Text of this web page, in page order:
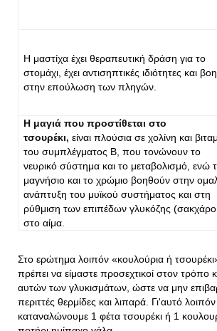
Η μαστίχα έχει θεραπευτική δράση για το
στομάχι, έχει αντισηπτικές ιδιότητες και
στην επούλωση των πληγών.
Η μαγιά που προστίθεται στο
τσουρέκι,είναι πλούσια σε χολίνη και
του συμπλέγματος Β, που τονώνουν το
νευρικό σύστημα και το μεταβολισμό, ενώ
μαγνήσιο και το χρώμιο βοηθούν στην
ανάπτυξη του μυϊκού συστήματος και στη
ρύθμιση των επιπέδων γλυκόζης
στο αίμα.
Στο ερώτημα λοιπόν «κουλούρια ή
πρέπει να είμαστε προσεχτικοί στον τρόπο
αυτών των γλυκισμάτων, ώστε να μην
περιττές θερμίδες και λιπαρά. Γι'αυτό
καταναλώνουμε 1 φέτα τσουρέκι ή 1